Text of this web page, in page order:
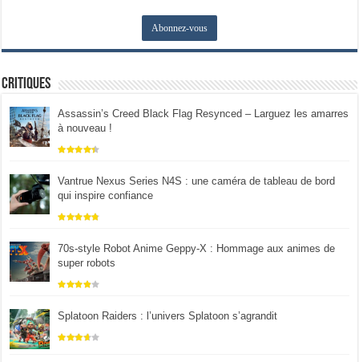
Critiques
Assassin’s Creed Black Flag Resynced – Larguez les amarres
à nouveau !
Vantrue Nexus Series N4S : une caméra de tableau de bord
qui inspire confiance
70s-style Robot Anime Geppy-X : Hommage aux animes de
super robots
Splatoon Raiders : l’univers Splatoon s’agrandit